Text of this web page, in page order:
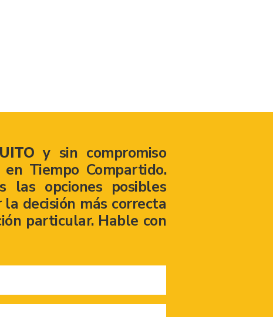
y sin compromiso
Tiempo Compartido.
las opciones posibles
decisión más correcta
particular. Hable con